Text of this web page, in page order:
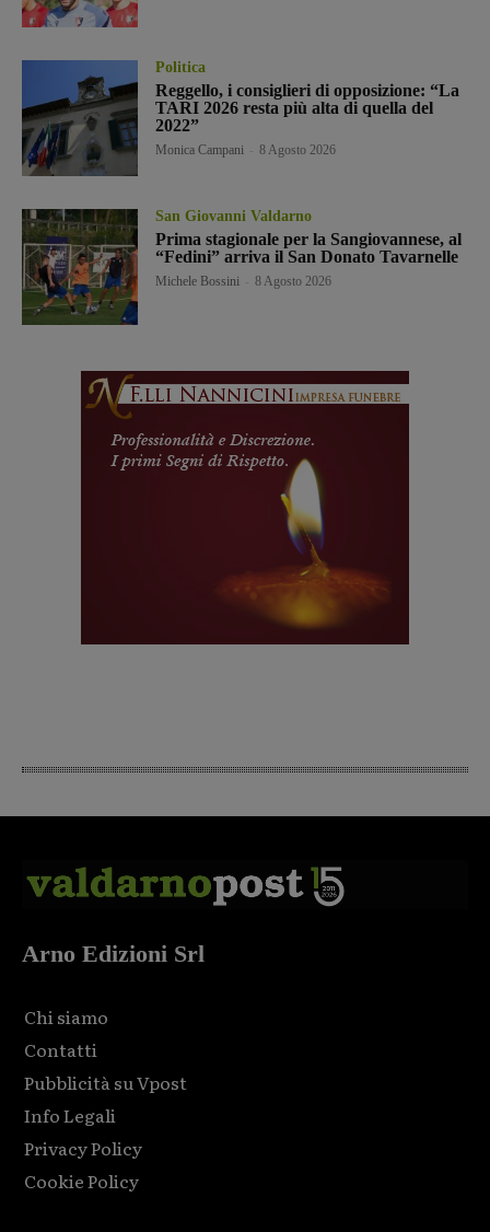
Politica
Reggello, i consiglieri di opposizione: “La
TARI 2026 resta più alta di quella del
2022”
Monica Campani 8 Agosto 2026
San Giovanni Valdarno
Prima stagionale per la Sangiovannese, al
“Fedini” arriva il San Donato Tavarnelle
Michele Bossini 8 Agosto 2026
Arno Edizioni Srl
Chi siamo
Contatti
Pubblicità su Vpost
Info Legali
Privacy Policy
Cookie Policy